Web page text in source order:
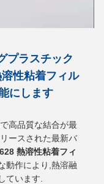
プラスチック
性粘着フィル
にします
高品質な結合が最
ースされた最新バ
熱溶性粘着フィ
動作により,熱溶融
ています.